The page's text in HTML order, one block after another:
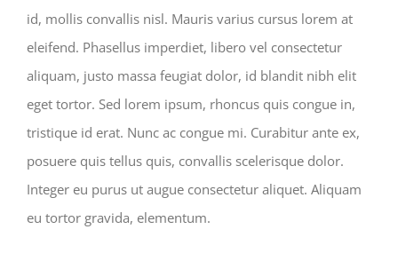
id, mollis convallis nisl. Mauris varius cursus lorem at
eleifend. Phasellus imperdiet, libero vel consectetur
aliquam, justo massa feugiat dolor, id blandit nibh elit
eget tortor. Sed lorem ipsum, rhoncus quis congue in,
tristique id erat. Nunc ac congue mi. Curabitur ante ex,
posuere quis tellus quis, convallis scelerisque dolor.
Integer eu purus ut augue consectetur aliquet. Aliquam
eu tortor gravida, elementum.